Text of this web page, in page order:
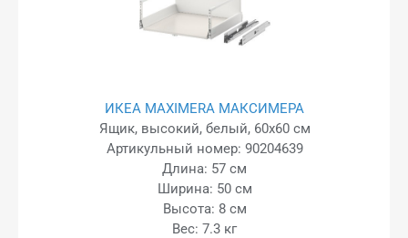
ИКЕА MAXIMERA МАКСИМЕРА
Ящик, высокий, белый, 60x60 см
Артикульный номер: 90204639
Длина: 57 см
Ширина: 50 см
Высота: 8 см
Вес: 7.3 кг